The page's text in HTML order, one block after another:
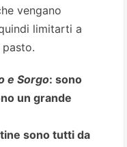
vengano
limitarti a
e Sorgo: sono
un grande
sono tutti da